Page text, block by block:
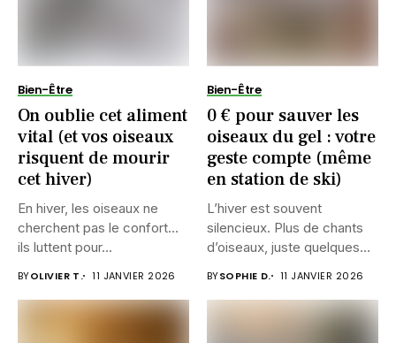
Bien-Être
On oublie cet aliment
vital (et vos oiseaux
risquent de mourir
cet hiver)
En hiver, les oiseaux ne
cherchent pas le confort…
ils luttent pour...
BYOLIVIER T. 11 JANVIER 2026
Bien-Être
0 € pour sauver les
oiseaux du gel : votre
geste compte (même
en station de ski)
L’hiver est souvent
silencieux. Plus de chants
d’oiseaux, juste quelques
BYSOPHIE D. 11 JANVIER 2026